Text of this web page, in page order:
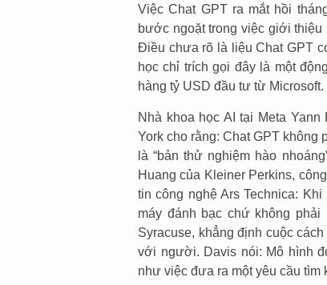
Việc Chat GPT ra mắt hồi
bước ngoặt trong việc giới
Điều chưa rõ là liệu Chat GPT
học chỉ trích gọi đây là một
hàng tỷ USD đầu tư từ Microsoft.
Nhà khoa học AI tại Meta
York cho rằng: Chat GPT không
là “bản thử nghiệm hào
Huang của Kleiner Perkins,
tin công nghệ Ars Technica:
máy đánh bạc chứ không
Syracuse, khẳng định cuộc
với người. Davis nói: Mô hình
như việc đưa ra một yêu cầu tìm